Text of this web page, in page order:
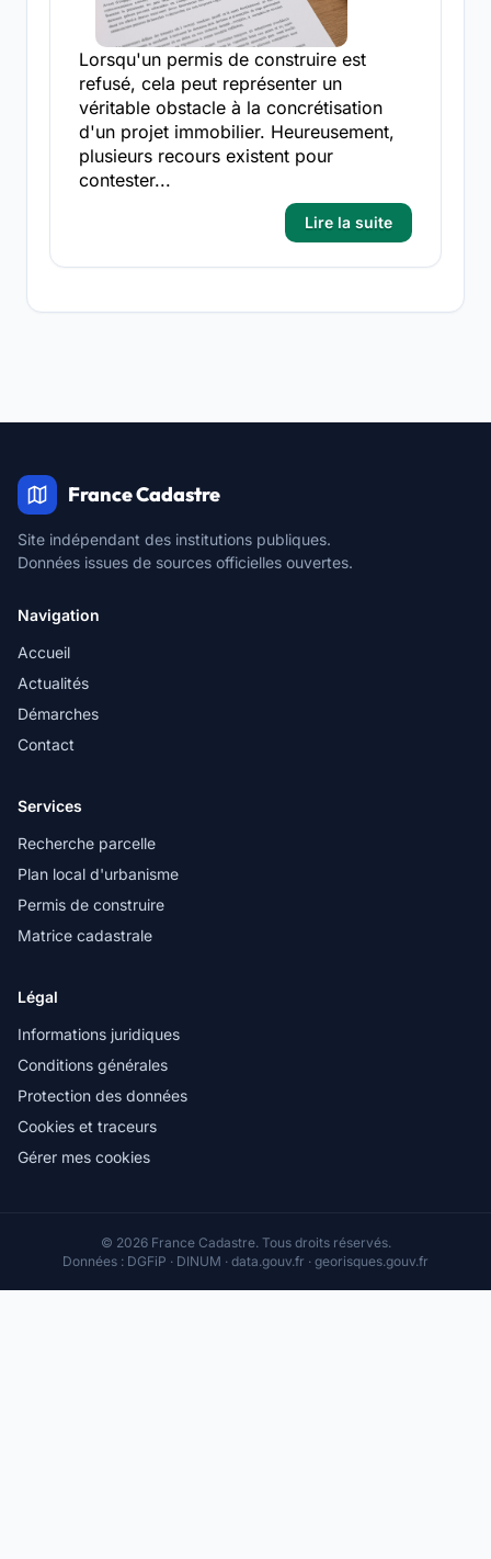
Lorsqu'un permis de construire est
refusé, cela peut représenter un
véritable obstacle à la concrétisation
d'un projet immobilier. Heureusement,
plusieurs recours existent pour
contester...
Lire la suite
France Cadastre
Site indépendant des institutions publiques.
Données issues de sources officielles ouvertes.
Navigation
Accueil
Actualités
Démarches
Contact
Services
Recherche parcelle
Plan local d'urbanisme
Permis de construire
Matrice cadastrale
Légal
Informations juridiques
Conditions générales
Protection des données
Cookies et traceurs
Gérer mes cookies
© 2026 France Cadastre. Tous droits réservés.
Données : DGFiP · DINUM · data.gouv.fr · georisques.gouv.fr